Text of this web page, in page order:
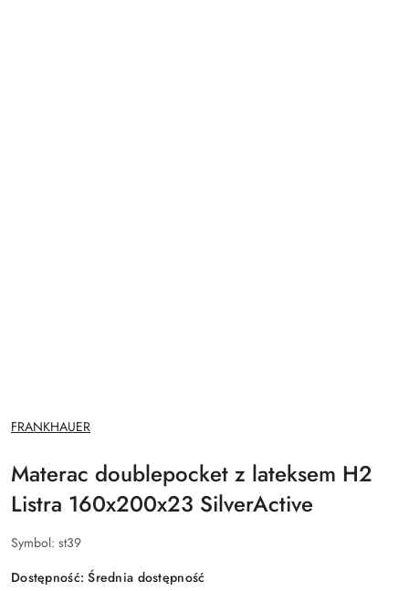
NAZWA
PRODUCENTA:
FRANKHAUER
Materac doublepocket z lateksem H2
Listra 160x200x23 SilverActive
Symbol: st39
Dostępność:Średnia dostępność